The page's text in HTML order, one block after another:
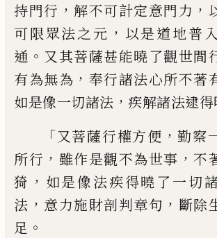
持門行 ， 解不可計定意門力 ，
可限眾法之元 ， 以是道地普
通 。 又其菩薩甚能曉了觀世間
有為無為 ， 奉行諸法心所不著
如是像一切諸法 ， 疾解諸法逮得
「又菩薩行權方便 ，勤察
所行 ， 雖作是觀不為世事 ，不
猗 ， 如是像法疾得曉了一切
法 ， 意力施財剖判章句 ， 斷除
足 。